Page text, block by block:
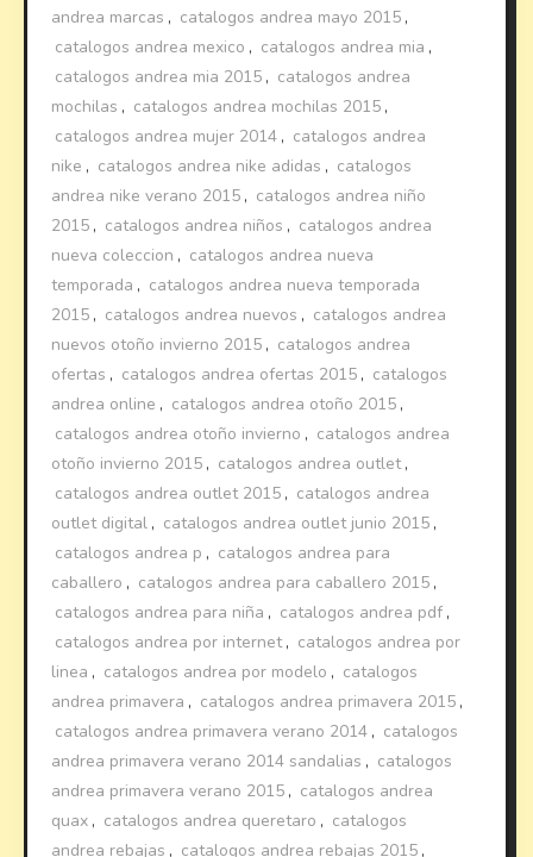
andrea marcas , catalogos andrea mayo 2015 ,
catalogos andrea mexico , catalogos andrea mia ,
catalogos andrea mia 2015 , catalogos andrea
mochilas , catalogos andrea mochilas 2015 ,
catalogos andrea mujer 2014 , catalogos andrea
nike , catalogos andrea nike adidas , catalogos
andrea nike verano 2015 , catalogos andrea niño
2015 , catalogos andrea niños , catalogos andrea
nueva coleccion , catalogos andrea nueva
temporada , catalogos andrea nueva temporada
2015 , catalogos andrea nuevos , catalogos andrea
nuevos otoño invierno 2015 , catalogos andrea
ofertas , catalogos andrea ofertas 2015 , catalogos
andrea online , catalogos andrea otoño 2015 ,
catalogos andrea otoño invierno , catalogos andrea
otoño invierno 2015 , catalogos andrea outlet,
catalogos andrea outlet 2015 , catalogos andrea
outlet digital , catalogos andrea outlet junio 2015 ,
catalogos andrea p , catalogos andrea para
caballero , catalogos andrea para caballero 2015 ,
catalogos andrea para niña , catalogos andrea pdf ,
catalogos andrea por internet, catalogos andrea por
linea , catalogos andrea por modelo , catalogos
andrea primavera , catalogos andrea primavera 2015 ,
catalogos andrea primavera verano 2014 , catalogos
andrea primavera verano 2014 sandalias , catalogos
andrea primavera verano 2015 , catalogos andrea
quax , catalogos andrea queretaro , catalogos
andrea rebajas , catalogos andrea rebajas 2015 ,